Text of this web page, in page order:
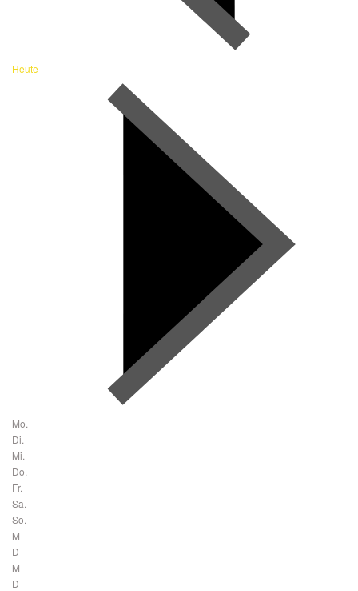
Heute
Mo.
Di.
Mi.
Do.
Fr.
Sa.
So.
M
D
M
D